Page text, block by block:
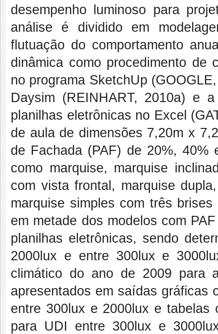
desempenho luminoso para
análise é dividido em
flutuação do comportamento
dinâmica como procedimento de
no programa SketchUp
Daysim (REINHART, 2010a) e
planilhas eletrônicas no Excel
de aula de dimensões 7,20m x
de Fachada (PAF) de 20%, 40%
como marquise, marquise
com vista frontal, marquise
marquise simples com três
em metade dos modelos com
planilhas eletrônicas, sendo
2000lux e entre 300lux e
climático do ano de 2009 para
apresentados em saídas gráficas
entre 300lux e 2000lux e tabelas
para UDI entre 300lux e